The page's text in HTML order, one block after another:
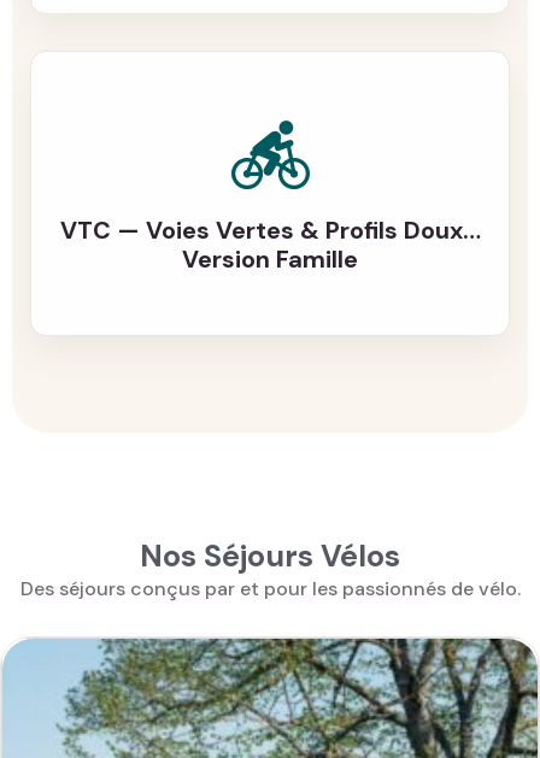
VTC — Voies Vertes & Profils Doux…
Version Famille
Nos Séjours Vélos
Des séjours conçus par et pour les passionnés de vélo.